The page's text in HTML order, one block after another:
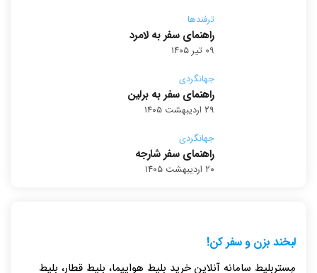
ترفندها
راهنمای سفر به لامرد
۰۹ تیر ۱۴۰۵
جهانگردی
راهنمای سفر به برلین
۲۹ اردیبهشت ۱۴۰۵
جهانگردی
راهنمای سفر شارجه
۲۰ اردیبهشت ۱۴۰۵
لبخند بزن و سفر کن!
مِستربلیط سامانه آنلاین خرید بلیط هواپیما، بلیط قطار، بلیط